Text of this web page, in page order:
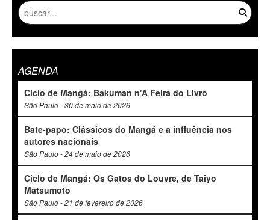
AGENDA
Ciclo de Mangá: Bakuman n'A Feira do Livro
São Paulo - 30 de maio de 2026
Bate-papo: Clássicos do Mangá e a influência nos
autores nacionais
São Paulo - 24 de maio de 2026
Ciclo de Mangá: Os Gatos do Louvre, de Taiyo
Matsumoto
São Paulo - 21 de fevereiro de 2026